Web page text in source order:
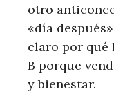
otro
«día
claro por qué
B porque
y bienestar.